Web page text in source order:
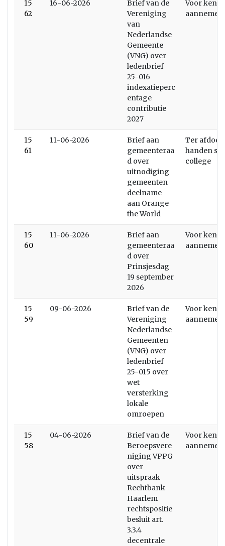
15
62
16-06-2026
Brief van de
Vereniging
van
Nederlandse
Gemeente
(VNG) over
ledenbrief
25-016
indexatieperc
entage
contributie
2027
Voor
aannemen
15
61
11-06-2026
Brief aan
gemeenteraa
d over
uitnodiging
gemeenten
deelname
aan Orange
the World
Ter
handen
college
15
60
11-06-2026
Brief aan
gemeenteraa
d over
Prinsjesdag
19 september
2026
Voor
aannemen
15
59
09-06-2026
Brief van de
Vereniging
Nederlandse
Gemeenten
(VNG) over
ledenbrief
25-015 over
wet
versterking
lokale
omroepen
Voor
aannemen
15
58
04-06-2026
Brief van de
Beroepsvere
niging VPPG
over
uitspraak
Rechtbank
Haarlem
rechtspositie
besluit art.
3.3.4
decentrale
Voor
aannemen